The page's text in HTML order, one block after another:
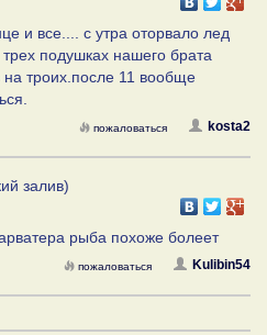
и все.... с утра оторвало лед
подушках нашего брата
троих.после 11 вообще
kosta2
пожаловаться
залив)
рыба похоже болеет
Kulibin54
пожаловаться